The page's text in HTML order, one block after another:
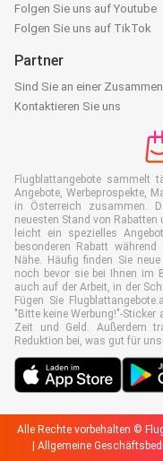
Folgen Sie uns auf Youtube
Folgen Sie uns auf TikTok
Partner
Sind Sie an einer
Kontaktieren Sie uns
Flugblattangebote sammelt
Angebote, Werbeprospekte,
in Österreich zusammen.
neuesten Stand von Rabatten
leicht ein spezielles
besonderen Rabatt
Nähe. Häufig finden Sie
noch bevor sie bei Ihnen im
auch auf der Arbeit, in der
Fügen Sie
"Bitte keine Werbung!"-
Zeit und Geld. Außerdem
Reduktion bei, was gut für
Alle Rechte vorbehalten ©
| Allgemeine